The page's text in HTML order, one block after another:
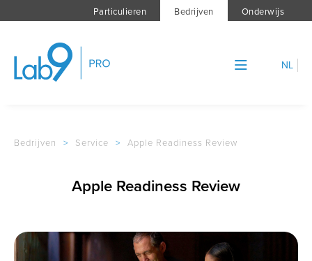
Particulieren Bedrijven Onderwijs
NL
Bedrijven > Service > Apple Readiness Review
Apple Readiness Review